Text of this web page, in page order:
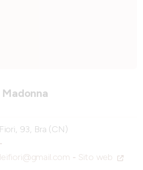
93, Bra (CN)
-
- Sito web